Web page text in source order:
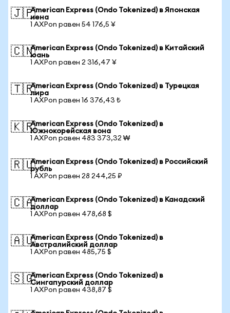
🇯🇵American Express (Ondo Tokenized) в Японская
иена
1 AXPon равен 54 176,5 ¥
🇨🇳American Express (Ondo Tokenized) в Китайский
юань
1 AXPon равен 2 316,47 ¥
🇹🇷American Express (Ondo Tokenized) в Турецкая
лира
1 AXPon равен 16 376,43 ₺
🇰🇷American Express (Ondo Tokenized) в
Южнокорейская вона
1 AXPon равен 483 373,32 ₩
🇷🇺American Express (Ondo Tokenized) в Российский
рубль
1 AXPon равен 28 244,25 ₽
🇨🇦American Express (Ondo Tokenized) в Канадский
доллар
1 AXPon равен 478,68 $
🇦🇺American Express (Ondo Tokenized) в
Австралийский доллар
1 AXPon равен 485,75 $
🇸🇬American Express (Ondo Tokenized) в
Сингапурский доллар
1 AXPon равен 438,87 $